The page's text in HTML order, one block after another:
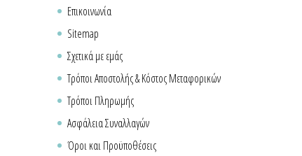
Επικοινωνία
Sitemap
Σχετικά με εμάς
Τρόποι Αποστολής & Κόστος Μεταφορικών
Τρόποι Πληρωμής
Ασφάλεια Συναλλαγών
Όροι και Προϋποθέσεις